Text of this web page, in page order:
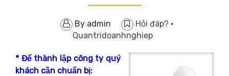
By admin Hỏi đáp? ·
Quantridoanhnghiep
* Để thành lập công ty quý
khách cần chuẩn bị: